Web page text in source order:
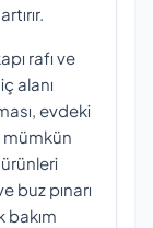
rafı ve
alanı
evdeki
mümkün
buz pınarı
bakım